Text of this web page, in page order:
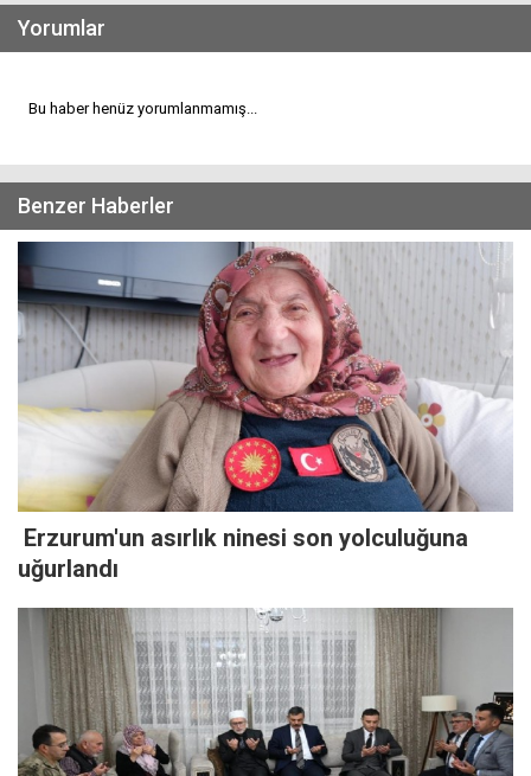
Yorumlar
Bu haber henüz yorumlanmamış...
Benzer Haberler
Erzurum'un asırlık ninesi son yolculuğuna
uğurlandı